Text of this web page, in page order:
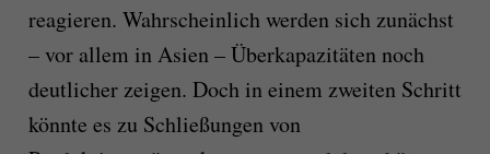
reagieren. Wahrscheinlich werden sich zunächst
– vor allem in Asien – Überkapazitäten noch
deutlicher zeigen. Doch in einem zweiten Schritt
könnte es zu Schließungen von